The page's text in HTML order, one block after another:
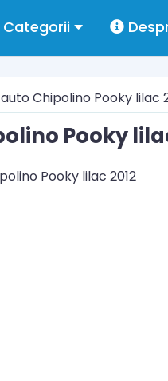
Categorii
Chipolino Pooky lilac
Pooky